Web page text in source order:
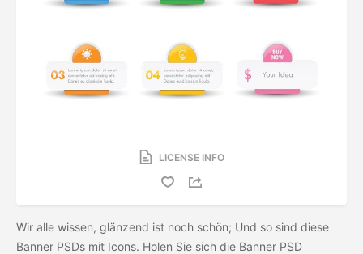
LICENSE INFO
Wir alle wissen, glänzend ist noch schön; Und so sind diese
Banner PSDs mit Icons. Holen Sie sich die Banner PSD